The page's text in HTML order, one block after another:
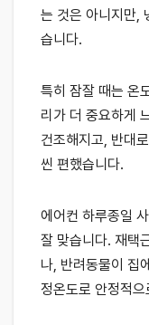
는 것은 아니지만,
습니다.
특히 잠잘 때는 온
리가 더 중요하게
건조해지고, 반대
씬 편했습니다.
에어컨 하루종일
잘 맞습니다. 재택
나, 반려동물이 집
정온도로 안정적